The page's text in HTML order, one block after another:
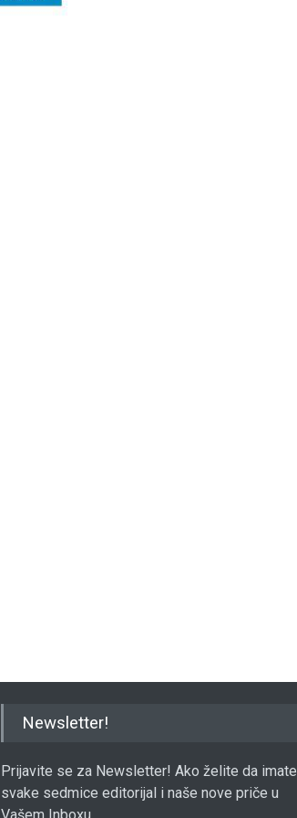
Newsletter!
Prijavite se za Newsletter! Ako želite da imate
svake sedmice editorijal i naše nove priče u